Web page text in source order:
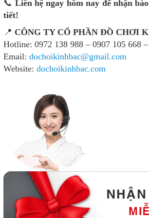
📞 Liên hệ ngay hôm nay để nhận
tiết!
📍 CÔNG TY CỔ PHẦN ĐỒ CHƠI
Hotline: 0972 138 988 – 0907 105 668
Email: dochoikinhbac@gmail.com
Website: dochoikinhbac.com